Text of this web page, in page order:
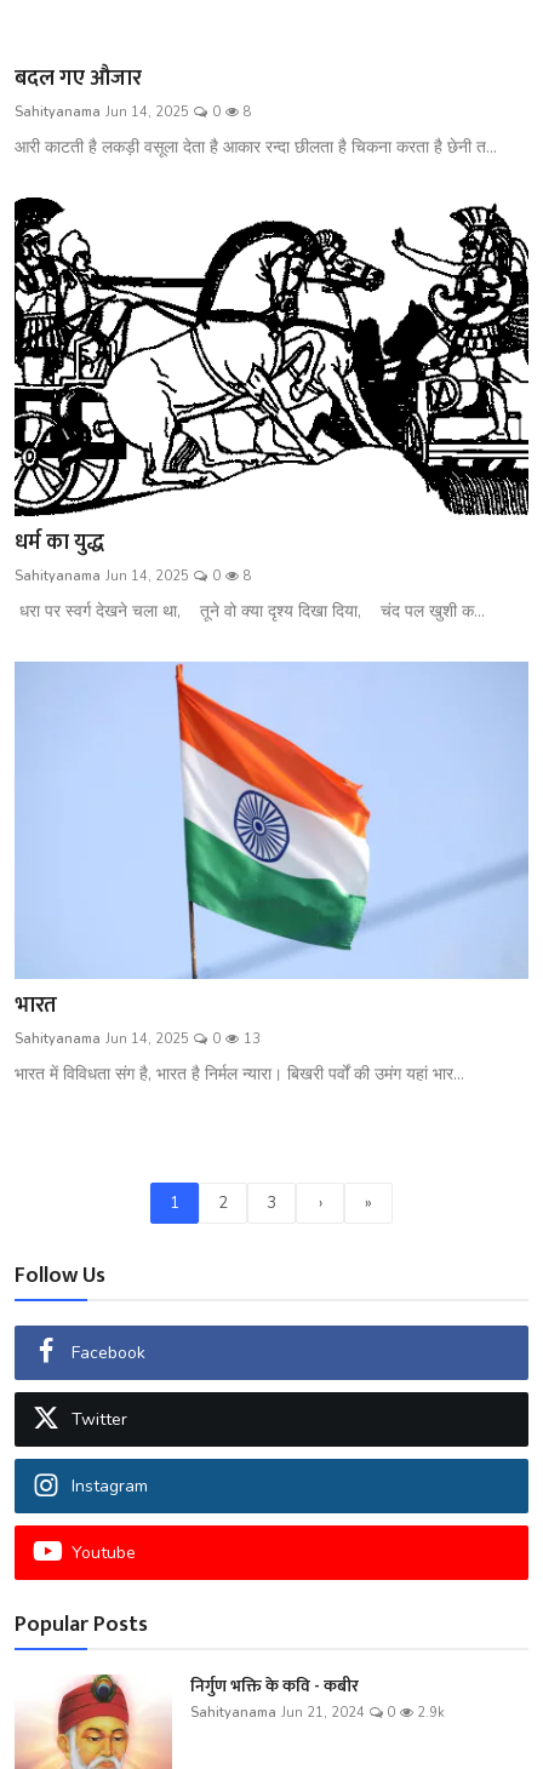
बदल गए औजार
Sahityanama Jun 14, 2025 0 8
आरी काटती है लकड़ी वसूला देता है आकार रन्दा छीलता है चिकना करता है छेनी त...
धर्म का युद्ध
Sahityanama Jun 14, 2025 0 8
धरा पर स्वर्ग देखने चला था, तूने वो क्या दृश्य दिखा दिया, चंद पल खुशी क...
भारत
Sahityanama Jun 14, 2025 0 13
भारत में विविधता संग है, भारत है निर्मल न्यारा। बिखरी पर्वों की उमंग यहां भार...
1 2 3 › »
Follow Us
Facebook
Twitter
Instagram
Youtube
Popular Posts
निर्गुण भक्ति के कवि - कबीर
Sahityanama Jun 21, 2024 0 2.9k